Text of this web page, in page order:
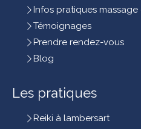
Infos pratiques
Témoignages
Prendre rendez-vous
Blog
Les pratiques
Reiki à lambersart